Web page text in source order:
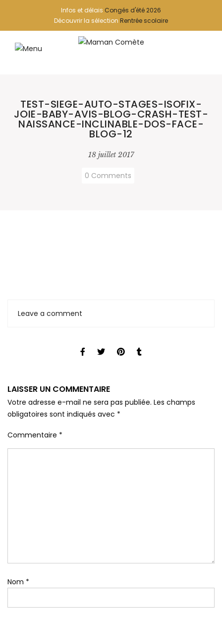
Infos et délais Congés d'été 2026
Découvrir la sélection Rentrée scolaire
TEST-SIEGE-AUTO-STAGES-ISOFIX-
JOIE-BABY-AVIS-BLOG-CRASH-TEST-
NAISSANCE-INCLINABLE-DOS-FACE-
BLOG-12
18 juillet 2017
0 Comments
Leave a comment
LAISSER UN COMMENTAIRE
Votre adresse e-mail ne sera pas publiée. Les champs
obligatoires sont indiqués avec *
Commentaire *
Nom *